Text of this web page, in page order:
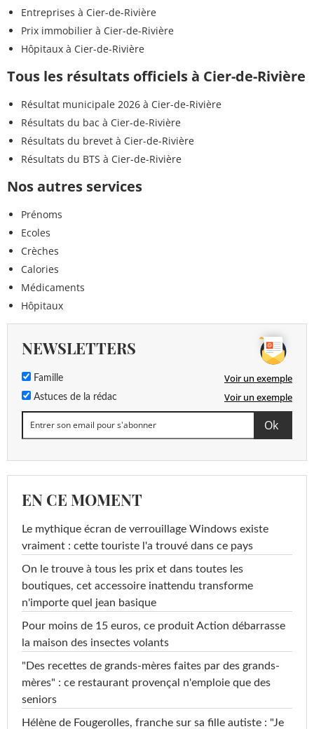
Entreprises à Cier-de-Rivière
Prix immobilier à Cier-de-Rivière
Hôpitaux à Cier-de-Rivière
Tous les résultats officiels à Cier-de-Rivière
Résultat municipale 2026 à Cier-de-Rivière
Résultats du bac à Cier-de-Rivière
Résultats du brevet à Cier-de-Rivière
Résultats du BTS à Cier-de-Rivière
Nos autres services
Prénoms
Ecoles
Crèches
Calories
Médicaments
Hôpitaux
NEWSLETTERS
Famille Voir un exemple
Astuces de la rédac Voir un exemple
EN CE MOMENT
Le mythique écran de verrouillage Windows existe
vraiment : cette touriste l'a trouvé dans ce pays
On le trouve à tous les prix et dans toutes les
boutiques, cet accessoire inattendu transforme
n'importe quel jean basique
Pour moins de 15 euros, ce produit Action débarrasse
la maison des insectes volants
"Des recettes de grands-mères faites par des grands-
mères" : ce restaurant provençal n'emploie que des
seniors
Hélène de Fougerolles, franche sur sa fille autiste : "Je